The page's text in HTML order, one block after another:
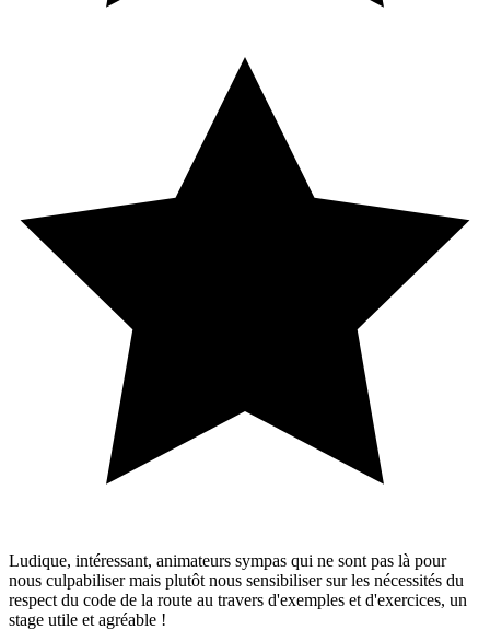
Ludique, intéressant, animateurs sympas qui ne sont pas là pour
nous culpabiliser mais plutôt nous sensibiliser sur les nécessités du
respect du code de la route au travers d'exemples et d'exercices, un
stage utile et agréable !